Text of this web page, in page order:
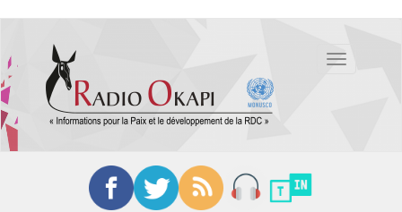
contenu
principal
Toggle